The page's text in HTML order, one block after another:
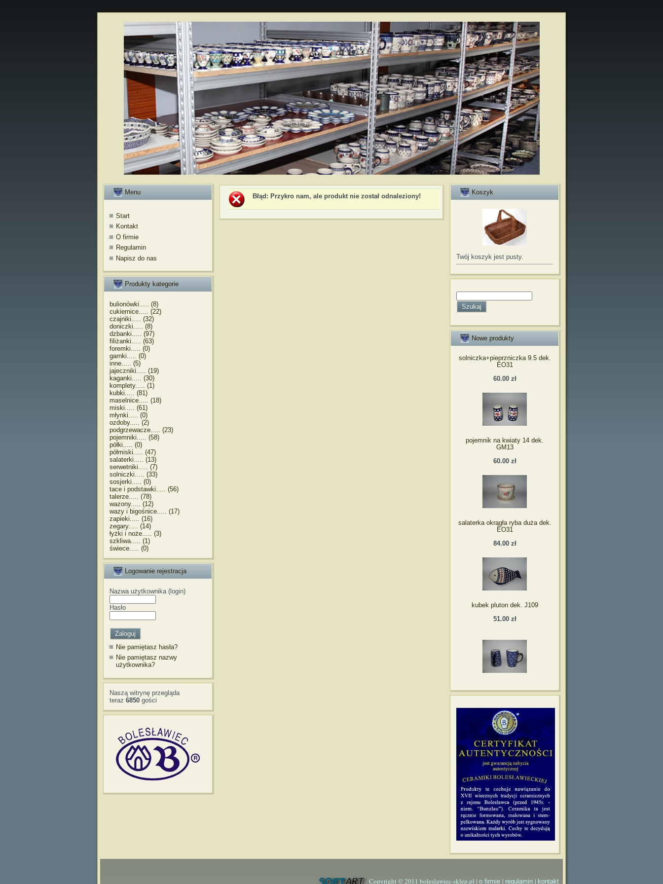
Menu
Start
Kontakt
O firmie
Regulamin
Napisz do nas
Produkty kategorie
bulionówki..... (8)
cukiernice..... (22)
czajniki..... (32)
doniczki..... (8)
dzbanki..... (97)
filiżanki..... (63)
foremki..... (0)
garnki..... (0)
inne..... (5)
jajeczniki..... (19)
kaganki..... (30)
komplety..... (1)
kubki..... (81)
maselnice..... (18)
miski..... (61)
młynki..... (0)
ozdoby..... (2)
podgrzewacze..... (23)
pojemniki..... (58)
półki..... (0)
półmiski..... (47)
salaterki..... (13)
serwetniki..... (7)
solniczki..... (33)
sosjerki..... (0)
tace i podstawki..... (56)
talerze..... (78)
wazony..... (12)
wazy i bigośnice..... (17)
zapieki..... (16)
zegary..... (14)
łyżki i noże..... (3)
szkliwa..... (1)
świece..... (0)
Logowanie rejestracja
Nazwa użytkownika (login)
Hasło
Nie pamiętasz hasła?
Nie pamiętasz nazwy
użytkownika?
Naszą witrynę przegląda
teraz 6850 gości
Błąd : Przykro nam, ale produkt nie został odnaleziony!
Koszyk
Twój koszyk jest pusty.
Nowe produkty
solniczka+pieprzniczka 9.5 dek.
EO31
60.00 zł
pojemnik na kwiaty 14 dek.
GM13
60.00 zł
salaterka okrągła ryba duża dek.
EO31
84.00 zł
kubek pluton dek. J109
51.00 zł
Copyright © 2011 boleslawiec-sklep.pl | o firmie | regulamin | kontakt